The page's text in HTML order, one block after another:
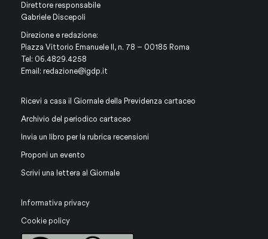
Direttore responsabile
Gabriele Discepoli
Direzione e redazione:
Piazza Vittorio Emanuele II, n. 78 – 00185 Roma
Tel: 06.4829.4258
Email: redazione@igdp.it
Ricevi a casa il Giornale della Previdenza cartaceo
Archivio del periodico cartaceo
Invia un libro per la rubrica recensioni
Proponi un evento
Scrivi una lettera al Giornale
Informativa privacy
Cookie policy